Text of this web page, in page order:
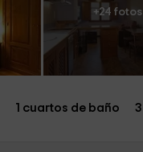
+24 fotos
1 cuartos de baño